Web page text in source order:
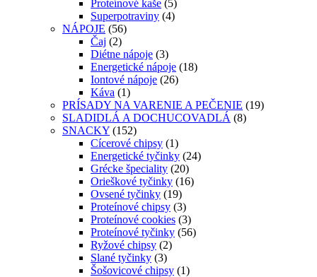
Proteínové kaše (5)
Superpotraviny (4)
NÁPOJE (56)
Čaj (2)
Diétne nápoje (3)
Energetické nápoje (18)
Iontové nápoje (26)
Káva (1)
PRÍSADY NA VARENIE A PEČENIE (19)
SLADIDLÁ A DOCHUCOVADLÁ (8)
SNACKY (152)
Cícerové chipsy (1)
Energetické tyčinky (24)
Grécke špeciality (20)
Orieškové tyčinky (16)
Ovsené tyčinky (19)
Proteínové chipsy (3)
Proteínové cookies (3)
Proteínové tyčinky (56)
Ryžové chipsy (2)
Slané tyčinky (3)
Šošovicové chipsy (1)